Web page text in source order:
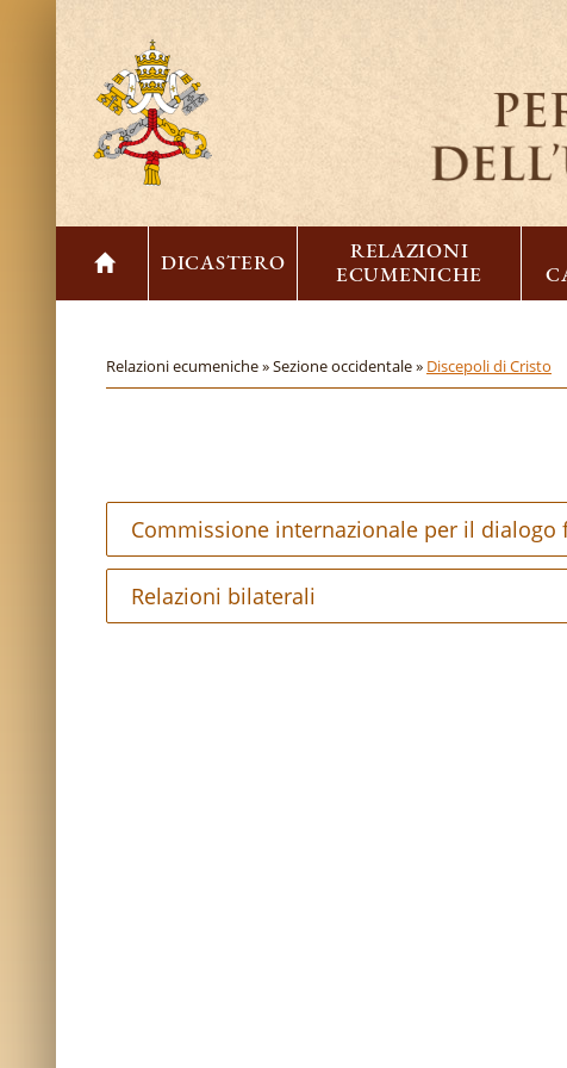
DICASTERO
RELAZIONI
ECUMENICHE
Relazioni ecumeniche »Sezione occidentale » Discepoli di Cristo
Commissione internazionale per il
Relazioni bilaterali